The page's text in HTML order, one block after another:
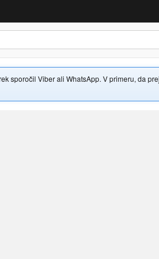
sporočil Viber ali WhatsApp. V primeru, da